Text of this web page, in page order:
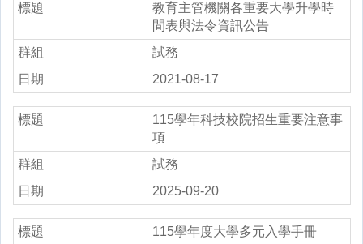
教育主管機關各重要大學升學時
間表與法令資訊公告
試務
2021-08-17
115學年科技校院招生重要注意事
項
試務
2025-09-20
115學年度大學多元入學手冊